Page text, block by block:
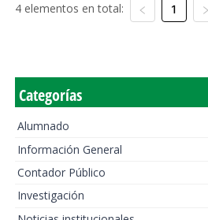
4 elementos en total: 1
Categorías
Alumnado
Información General
Contador Público
Investigación